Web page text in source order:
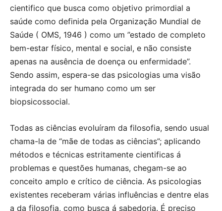
cientifico que busca como objetivo primordial a
saúde como definida pela Organização Mundial de
Saúde ( OMS, 1946 ) como um ”estado de completo
bem-estar físico, mental e social, e não consiste
apenas na ausência de doença ou enfermidade”.
Sendo assim, espera-se das psicologias uma visão
integrada do ser humano como um ser
biopsicossocial.
Todas as ciências evoluíram da filosofia, sendo usual
chama-la de “mãe de todas as ciências”; aplicando
métodos e técnicas estritamente cientificas á
problemas e questões humanas, chegam-se ao
conceito amplo e crítico de ciência. As psicologias
existentes receberam várias influências e dentre elas
a da filosofia, como busca á sabedoria. É preciso